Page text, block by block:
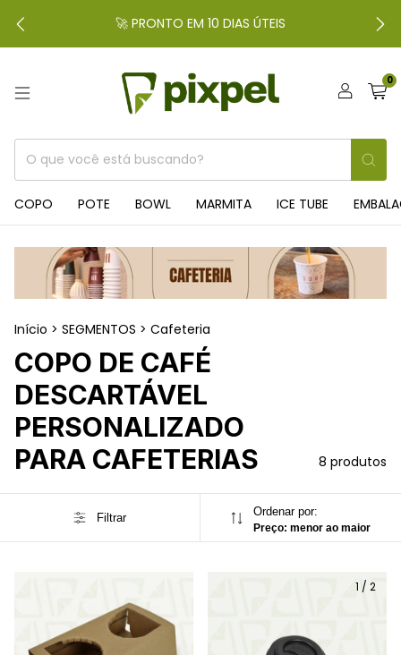
🚀 PRONTO EM 10 DIAS ÚTEIS
0
COPO POTE BOWL MARMITA ICE TUBE
Início > SEGMENTOS > Cafeteria
COPO DE CAFÉ
DESCARTÁVEL
PERSONALIZADO
PARA CAFETERIAS
8 produtos
Filtrar Ordenar por:
Preço: menor ao maior
1 / 2